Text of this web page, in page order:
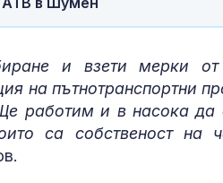
и взети мерки от
на пътнотранспортни
работим и в насока да
са собственост на